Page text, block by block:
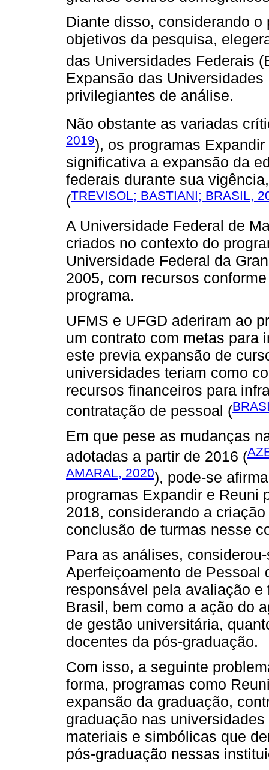
Diante disso, considerando
objetivos da pesquisa,
das Universidades Federais
Expansão das
privilegiantes de análise.
Não obstante as variadas
2019), os programas
significativa a expansão da
federais durante sua
(TREVISOL; BASTIANI; BRASIL,
A Universidade Federal de
criados no contexto do
Universidade Federal da
2005, com recursos
programa.
UFMS e UFGD aderiram ao
um contrato com metas para
este previa expansão de
universidades teriam como
recursos financeiros para
contratação de pessoal (
Em que pese as mudanças
adotadas a partir de 2016 (
AMARAL, 2020), pode-se
programas Expandir e Reuni
2018, considerando a
conclusão de turmas nesse
Para as análises,
Aperfeiçoamento de Pessoal
responsável pela avaliação
Brasil, bem como a ação do
de gestão universitária,
docentes da pós-graduação.
Com isso, a seguinte
forma, programas como
expansão da graduação,
graduação nas
materiais e simbólicas que
pós-graduação nessas